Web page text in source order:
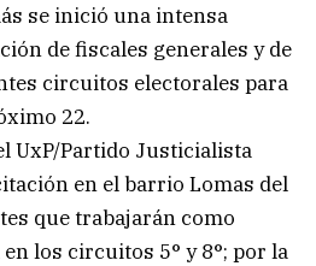
se inició una intensa
de fiscales generales y de
circuitos electorales para
22.
UxP/Partido Justicialista
en el barrio Lomas del
que trabajarán como
los circuitos 5° y 8°; por la